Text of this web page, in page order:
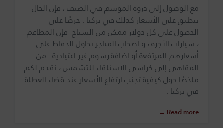
مع الوصول إلى ذروة الموسم في الصيف ، فإن الحال
ينطبق على الأسعار كذلك في تركيا . حرصًا على
الحصول على كل دولار ممكن من السياح فإن المطاعم
، سيارات الأجرة ، و أصحاب المتاجر تحاول الحفاظ على
أسعارهم المرتفعة أو إضافة رسوم غير اعتيادية . من
المقاهي إلى كراسي الاستلقاء للتشمس ، نقدم لكم
ملخصًا حول كيفية تجنب ارتفاع الأسعار عند قضاء العطلة
في تركيا .
Read more →